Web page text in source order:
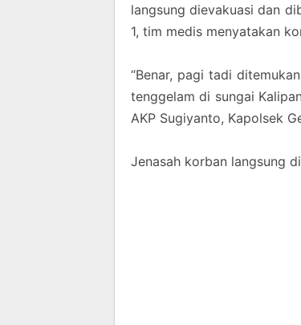
langsung dievakuasi dan
1, tim medis menyatakan
“Benar, pagi tadi
tenggelam di sungai
AKP Sugiyanto, Kapolsek
Jenasah korban langsung